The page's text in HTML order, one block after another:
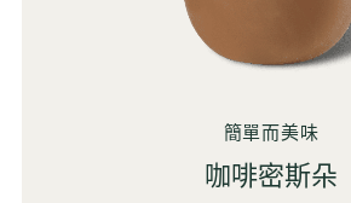
咖啡密斯朵
簡單而美味